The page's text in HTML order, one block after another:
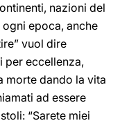
nazioni del
epoca, anche
vuol dire
per eccellenza,
morte dando la vita
ad essere
“Sarete miei